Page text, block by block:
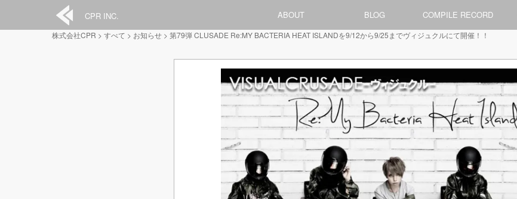
CPR INC. ABOUT BLOG COMPILE RECORD
株式会社CPR > すべて > お知らせ > 第79弾 CLUSADE Re:MY BACTERIA HEAT ISLANDを9/12から9/25までヴィジュクルにて開催！！